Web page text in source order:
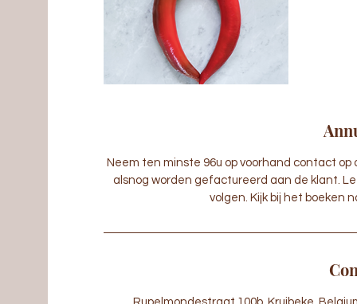
Neem ten minste 96u op voorhand contact
alsnog worden gefactureerd aan de klant.
volgen. Kijk bij het boeken